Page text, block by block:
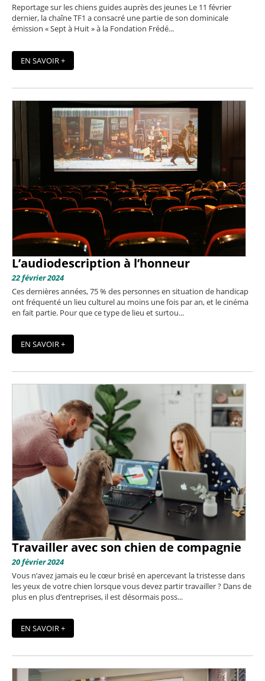
Reportage sur les chiens guides auprès des jeunes Le 11 février
dernier, la chaîne TF1 a consacré une partie de son dominicale
émission « Sept à Huit » à la Fondation Frédé...
EN SAVOIR +
L’audiodescription à l’honneur
22 février 2024
Ces dernières années, 75 % des personnes en situation de handicap
ont fréquenté un lieu culturel au moins une fois par an, et le cinéma
en fait partie. Pour que ce type de lieu et surtou...
EN SAVOIR +
Travailler avec son chien de compagnie
20 février 2024
Vous n’avez jamais eu le cœur brisé en apercevant la tristesse dans
les yeux de votre chien lorsque vous devez partir travailler ? Dans de
plus en plus d’entreprises, il est désormais poss...
EN SAVOIR +